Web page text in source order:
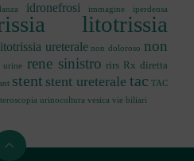
idronefrosi immagine iperdensa
litotrissia
ureterale non doloroso non
urine rene sinistro rirs Rx diretta
stent stent ureterale tac TAC
urinocoltura vesica vie biliari